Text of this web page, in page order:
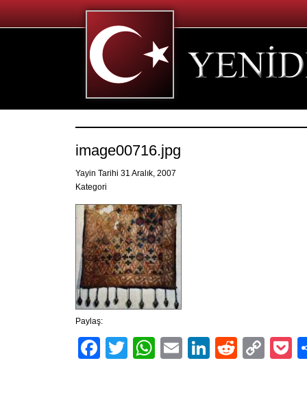
image00716.jpg
Yayin Tarihi 31 Aralık, 2007
Kategori
Paylaş:
Facebook
TwitterWhatsApp
EmailLinkedIn
Reddit